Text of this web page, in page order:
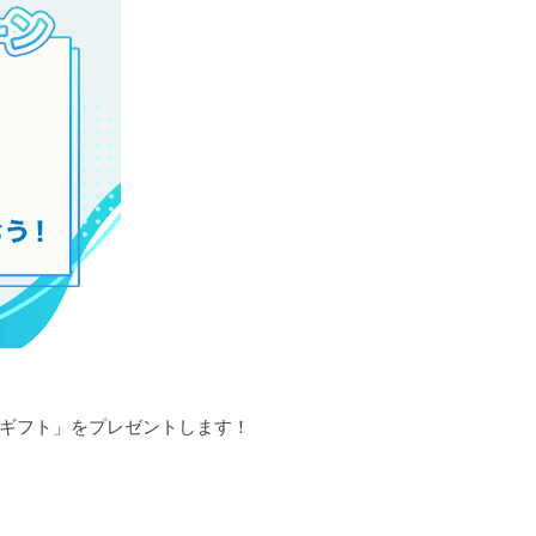
ト」をプレゼントします！